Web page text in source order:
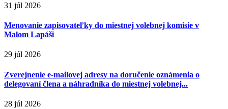
31 júl 2026
Menovanie zapisovateľky do miestnej volebnej komisie v
Malom Lapáši
29 júl 2026
Zverejnenie e-mailovej adresy na doručenie oznámenia o
delegovaní člena a náhradníka do miestnej volebnej...
28 júl 2026